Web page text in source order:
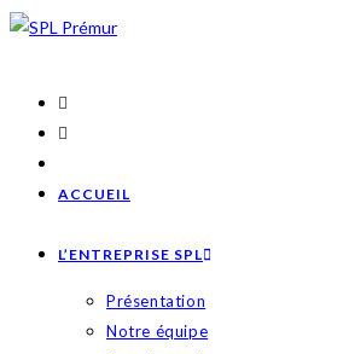
Skip
ACCUEIL
L’ENTREPRISE SPL
Présentation
Notre équipe